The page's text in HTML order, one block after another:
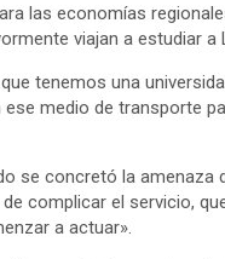
las economías
viajan a estudiar a
tenemos una
medio de transporte
se concretó la amenaza
complicar el servicio,
a actuar».